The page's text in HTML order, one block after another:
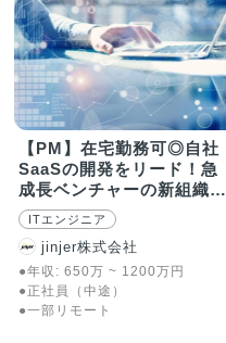
【PM】在宅勤務可◎自社
SaaSの開発をリード！急
成長ベンチャーの新組織で
活躍
ITエンジニア
jinjer株式会社
●年収:650万 ~ 1200万 円
●正社員（中途）
●一部リモート